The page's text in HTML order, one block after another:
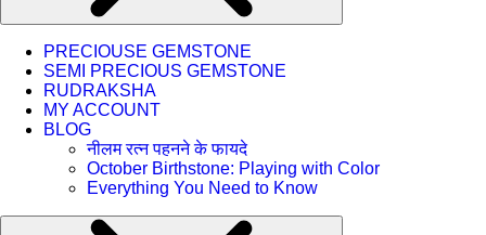
PRECIOUSE GEMSTONE
SEMI PRECIOUS GEMSTONE
RUDRAKSHA
MY ACCOUNT
BLOG
नीलम रत्न पहनने के फायदे
October Birthstone: Playing with Color
Everything You Need to Know